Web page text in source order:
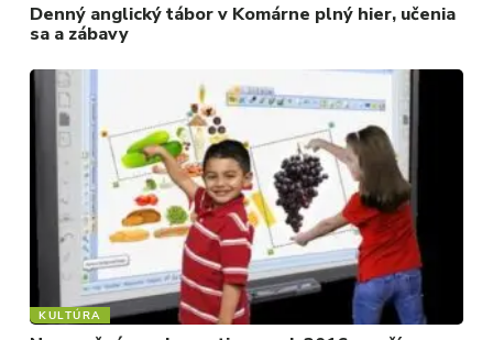
Denný anglický tábor v Komárne plný hier, učenia
sa a zábavy
KULTÚRA